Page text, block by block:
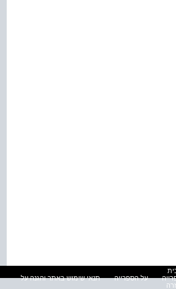
על הספרייה
תנאי שימוש באתר והגנה על